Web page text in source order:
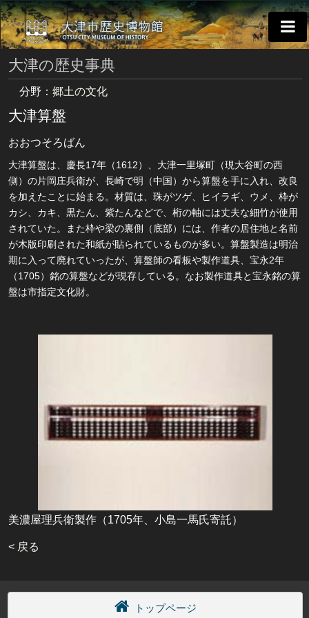
大津の歴史事典
分野：郷土の文化
大津算盤
おおつそろばん
大津算盤は、慶長17年（1612）、大津一里塚町（現大谷町の西
側）の片岡庄兵衛が、長崎で明（中国）から算盤を手に入れ、改良
を加えたことに始まる。材質は、珠がツゲ、ヒイラギ、ウメ、枠が
カシ、カキ、黒たん、紫たんなどで、桁の軸には丈夫な細竹が使用
されていた。また枠や梁の裏側（底部）には、作者の居住地と名前
が木版印刷された和紙が貼られているものが多い。算盤製造は明治
期に入って廃れていったが、算盤師の看板や製作道具、宝永2年
（1705）銘の算盤などが現存している。なお製作道具と宝永銘の算
盤は市指定文化財。
美濃屋理兵衛製作（1705年、小島一馬氏寄託）
< 戻る
トップページ